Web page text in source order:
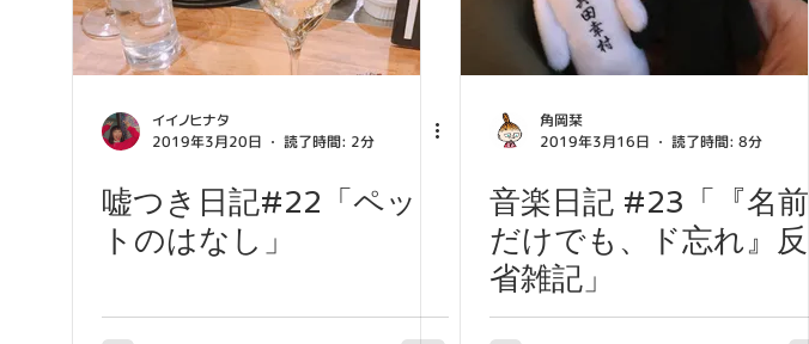
イイノヒナタ
2019年3月20日
読了時間: 2分
嘘つき日記#22「ペッ
トのはなし」
角岡栞
2019年3月16日
読了時間: 8分
音楽日記 #23「『名前
だけでも、ド忘れ』反
省雑記」